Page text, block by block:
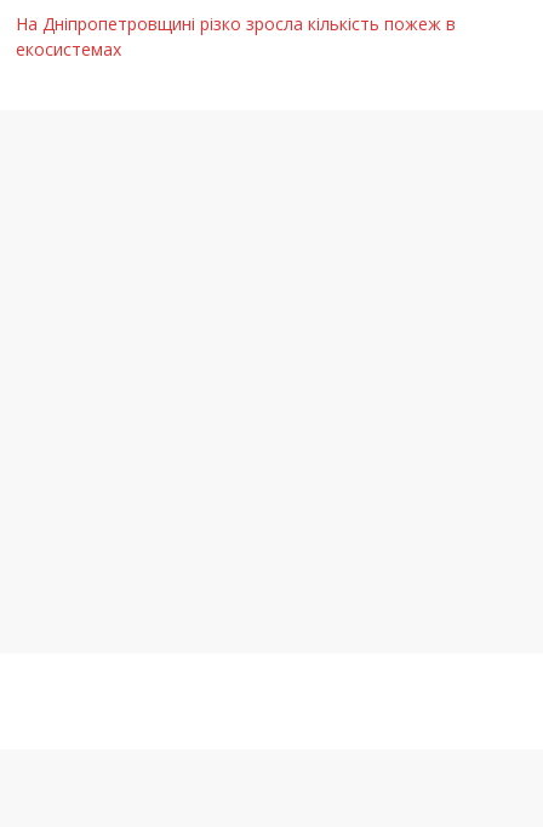
На Дніпропетровщині різко зросла кількість пожеж в
екосистемах